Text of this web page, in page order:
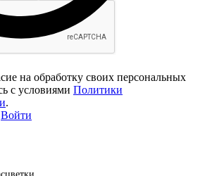
на обработку своих персональных
с условиями Политики
.
Войти